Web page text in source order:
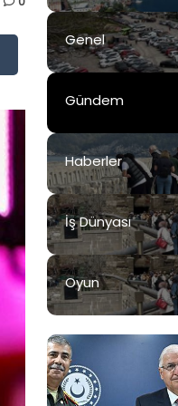
Genel
Gündem
Haberler
İş Dünyası
Oyun